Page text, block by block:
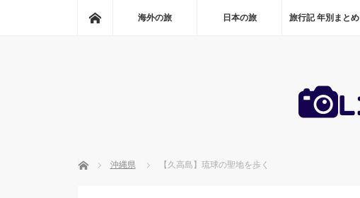
ホーム海外の旅 日本の旅 旅行記 年別まとめ
ホーム 沖縄県 【久高島】琉球の聖地を歩く